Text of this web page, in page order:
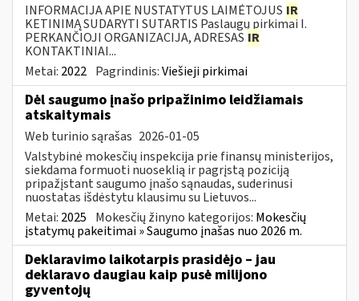
INFORMACIJA APIE NUSTATYTUS LAIMĖTOJUS IR
KETINIMĄ SUDARYTI SUTARTIS Paslaugų pirkimai I.
PERKANČIOJI ORGANIZACIJA, ADRESAS IR
KONTAKTINIAI...
Metai: 2022 Pagrindinis:Viešieji pirkimai
Dėl saugumo įnašo pripažinimo leidžiamais
atskaitymais
Web turinio sąrašas 2026-01-05
Valstybinė mokesčių inspekcija prie finansų ministerijos,
siekdama formuoti nuoseklią ir pagrįstą poziciją
pripažįstant saugumo įnašo sąnaudas, suderinusi
nuostatas išdėstytu klausimu su Lietuvos...
Metai: 2025 Mokesčių žinyno kategorijos: Mokesčių
įstatymų pakeitimai » Saugumo įnašas nuo 2026 m.
Deklaravimo laikotarpis prasidėjo – jau
deklaravo daugiau kaip pusė milijono
gyventojų